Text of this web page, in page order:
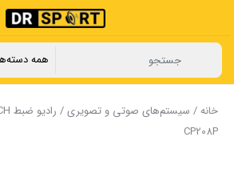
خانه/ سیستم‌های صوتی و تصویری
CP208P